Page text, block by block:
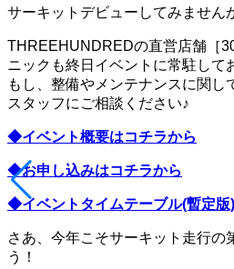
サーキットデビューしてみません
THREEHUNDREDの直営店舗［
ニックも終日イベントに常駐して
もし、整備やメンテナンスに関し
スタッフにご相談ください♪
◆イベント概要はコチラから
◆お申し込みはコチラから
◆イベントタイムテーブル(暫定版
さあ、今年こそサーキット走行の
う！